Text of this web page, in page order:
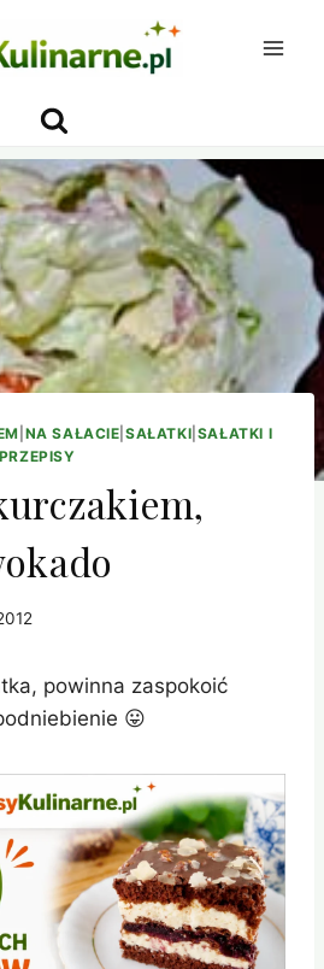
NA SAŁACIE |SAŁATKI SAŁATKI I
powinna zaspokoić
😛